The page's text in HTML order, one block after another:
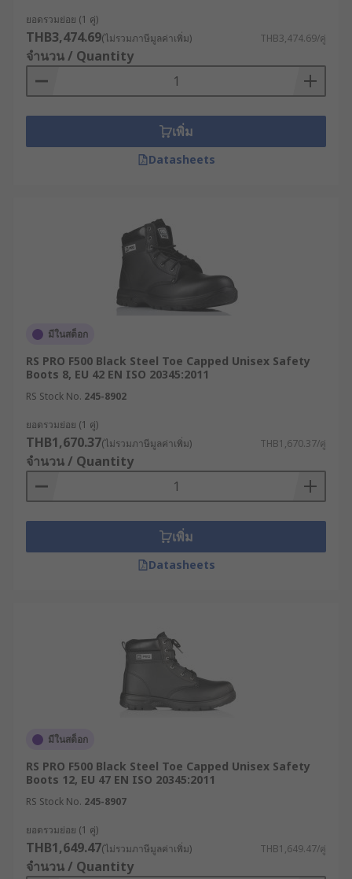
ยอดรวมย่อย (1 คู่)
THB3,474.69(ไม่รวมภาษีมูลค่าเพิ่ม) THB3,474.69/คู่
จำนวน / Quantity
เพิ่ม
Datasheets
มีในสต็อก
RS PRO F500 Black Steel Toe Capped Unisex Safety
Boots 8, EU 42 EN ISO 20345:2011
RS Stock No. 245-8902
ยอดรวมย่อย (1 คู่)
THB1,670.37(ไม่รวมภาษีมูลค่าเพิ่ม) THB1,670.37/คู่
จำนวน / Quantity
เพิ่ม
Datasheets
มีในสต็อก
RS PRO F500 Black Steel Toe Capped Unisex Safety
Boots 12, EU 47 EN ISO 20345:2011
RS Stock No. 245-8907
ยอดรวมย่อย (1 คู่)
THB1,649.47(ไม่รวมภาษีมูลค่าเพิ่ม) THB1,649.47/คู่
จำนวน / Quantity